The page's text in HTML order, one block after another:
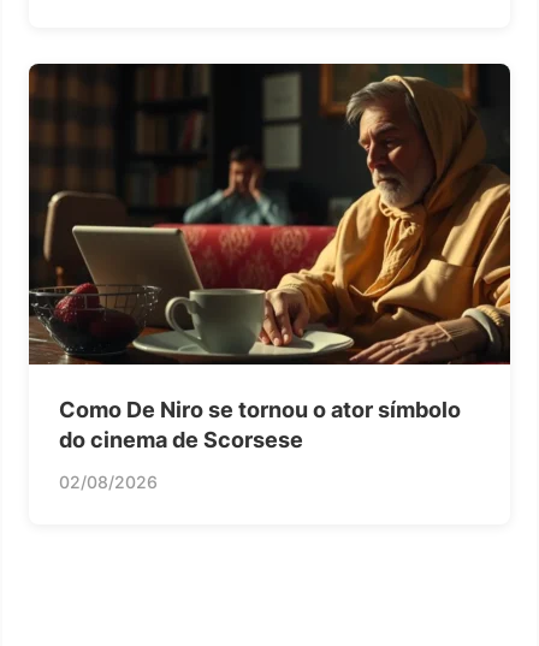
Como De Niro se tornou o ator símbolo
do cinema de Scorsese
02/08/2026